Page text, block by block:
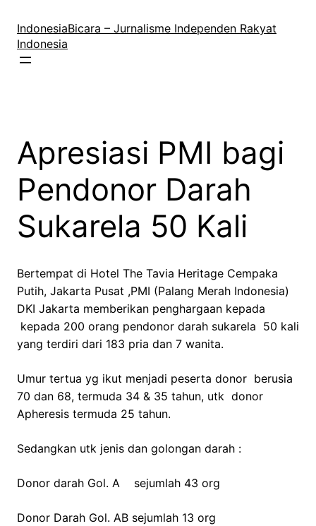
konten
IndonesiaBicara – Jurnalisme Independen Rakyat
Indonesia
Apresiasi PMI bagi
Pendonor Darah
Sukarela 50 Kali
Bertempat di Hotel The Tavia Heritage Cempaka
Putih, Jakarta Pusat ,PMI (Palang Merah Indonesia)
DKI Jakarta memberikan penghargaan kepada
kepada 200 orang pendonor darah sukarela 50 kali
yang terdiri dari 183 pria dan 7 wanita.
Umur tertua yg ikut menjadi peserta donor berusia
70 dan 68, termuda 34 & 35 tahun, utk donor
Apheresis termuda 25 tahun.
Sedangkan utk jenis dan golongan darah :
Donor darah Gol. A sejumlah 43 org
Donor Darah Gol. AB sejumlah 13 org